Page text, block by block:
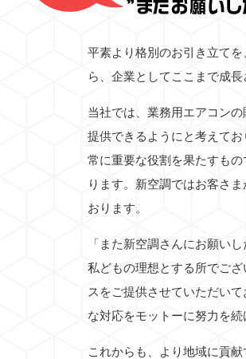
平素より格別のお引き立て
ら、企業としてここまで成
当社では、業務用エアコン
提供できるようにと考えて
常に重要な役割を果たすも
ります。新空調ではお客さ
おります。
「また新空調さんにお願い
私どもの理想とする所でご
スをご提供させていただい
な対応をモットーに努力を続
これからも、より地域に貢